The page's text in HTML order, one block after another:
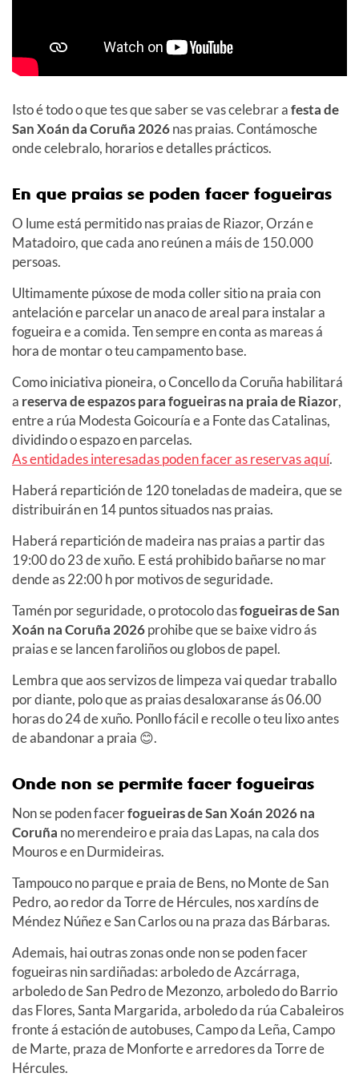
Isto é todo o que tes que saber se vas celebrarafesta de
San Xoán da Coruña 2026nas praias. Contámosche
onde celebralo, horarios e detalles prácticos.
En que praias se poden facer fogueiras
O lume está permitido nas praias de Riazor, Orzán e
Matadoiro, que cada ano reúnen a máis de 150.000
persoas.
Ultimamente púxose de moda coller sitio na praia con
antelación e parcelar un anaco de areal para instalar a
fogueira e a comida. Ten sempre en conta as mareas á
hora de montar o teu campamento base.
Como iniciativa pioneira, o Concello da Coruña habilitará
a reserva de espazos para fogueiras na praia de Riazor,
entre a rúa Modesta Goicouría e a Fonte das Catalinas,
dividindo o espazo en parcelas.
As entidades interesadas poden facer as reservas aquí.
Haberá repartición de 120 toneladas de madeira, que se
distribuirán en 14 puntos situados nas praias.
Haberá repartición de madeira nas praias a partir das
19:00 do 23 de xuño. E está prohibido bañarse no mar
dende as 22:00 h por motivos de seguridade.
Tamén por seguridade, o protocolo dasfogueiras de San
Xoán na Coruña 2026prohibe que se baixe vidro ás
praias e se lancen faroliños ou globos de papel.
Lembra que aos servizos de limpeza vai quedar traballo
por diante, polo que as praias desaloxaranse ás 06.00
horas do 24 de xuño. Ponllo fácil e recolle o teu lixo antes
de abandonar a praia 😊.
Onde non se permite facer fogueiras
Non se poden facerfogueiras de San Xoán 2026na
Coruña no merendeiro e praia das Lapas, na cala dos
Mouros e en Durmideiras.
Tampouco no parque e praia de Bens, no Monte de San
Pedro, ao redor da Torre de Hércules, nos xardíns de
Méndez Núñez e San Carlos ou na praza das Bárbaras.
Ademais, hai outras zonas onde non se poden facer
fogueiras nin sardiñadas: arboledo de Azcárraga,
arboledo de San Pedro de Mezonzo, arboledo do Barrio
das Flores, Santa Margarida, arboledo da rúa Cabaleiros
fronte á estación de autobuses, Campo da Leña, Campo
de Marte, praza de Monforte e arredores da Torre de
Hércules.